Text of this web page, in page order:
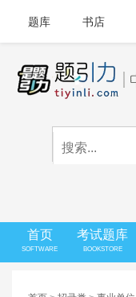
题库 书店
APP下载
首页
SOFTWARE
考试题库
BOOKSTORE